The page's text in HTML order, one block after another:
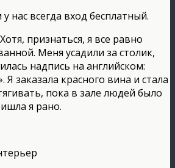
нас всегда вход бесплатный.
признаться, я все равно
Меня усадили за столик,
надпись на английском:
Я заказала красного вина и стала
пока в зале людей было
я рано.